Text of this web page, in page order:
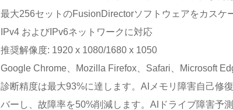
最大256セットのFusionDirectorソフトウェアをカスケ
IPv4 およびIPv6ネットワークに対応
推奨解像度: 1920 x 1080/1680 x 1050
Google Chrome、Mozilla Firefox、Safari、Microsoft
診断精度は最大93%に達します。AIメモリ障害自己修
バーし、故障率を50%削減します。AIドライブ障害予